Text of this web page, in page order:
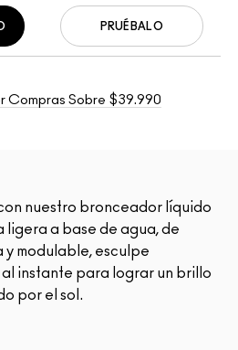
PRUÉBALO
Compras Sobre $39.990
nuestro bronceador líquido
ligera a base de agua, de
modulable, esculpe
al instante para lograr un brillo
por el sol.